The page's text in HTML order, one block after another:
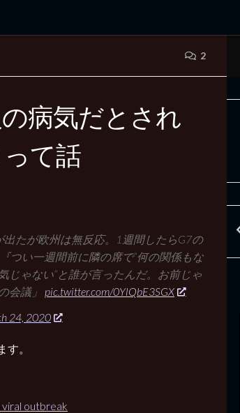
2
病気だとされ
て話
たが欧州は無反応。1週間したらG7の
つい一週間前に隣の席で”何の関係もな
じゃない”と誰が言ったんだ。お前じゃ
会議」 pic.twitter.com/0YlQbE3SGX
24, 2020
。
viral outbreak